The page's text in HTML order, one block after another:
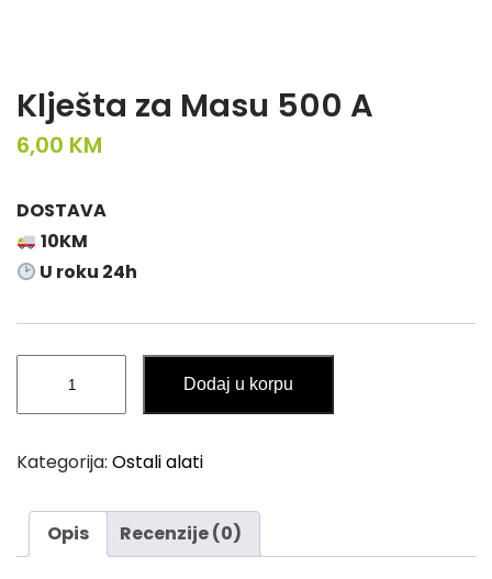
Klješta za Masu 500 A
6,00 KM
DOSTAVA
10KM
U roku 24h
Masu
A
Dodaj u korpu
Kategorija: Ostali alati
Opis Recenzije (0)